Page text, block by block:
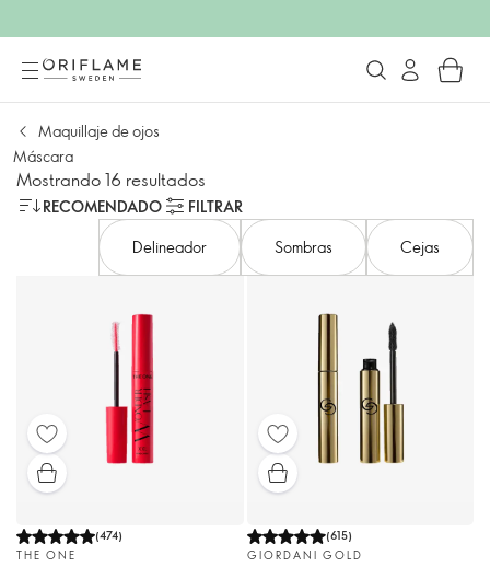
Maquillaje de ojos
Máscara
Mostrando 16 resultados
RECOMENDADO
FILTRAR
Delineador
Sombras Cejas
(474)
THE ONE
(615)
GIORDANI GOLD